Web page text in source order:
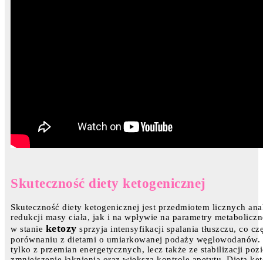
Skuteczność diety ketogenicznej
Skuteczność diety ketogenicznej jest przedmiotem licznych
redukcji masy ciała, jak i na wpływie na parametry
w stanie ketozy sprzyja intensyfikacji spalania tłuszczu, co
porównaniu z dietami o umiarkowanej podaży
tylko z przemian energetycznych, lecz także ze stabilizacji